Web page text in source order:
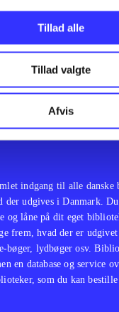
Tillad alle
Tillad valgte
Afvis
indgang til alle danske
der udgives i Danmark.
og låne på dit eget
frem, hvad der er
bøger, lydbøger osv.
en database og service
som du kan
Artikler
Film
Musik
Noder